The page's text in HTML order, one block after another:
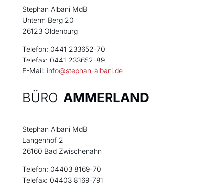
Stephan Albani MdB
Unterm Berg 20
26123 Oldenburg
Telefon: 0441 233652-70
Telefax: 0441 233652-89
E-Mail: info@stephan-albani.de
BÜRO AMMERLAND
Stephan Albani MdB
Langenhof 2
26160 Bad Zwischenahn
Telefon: 04403 8169-70
Telefax: 04403 8169-791